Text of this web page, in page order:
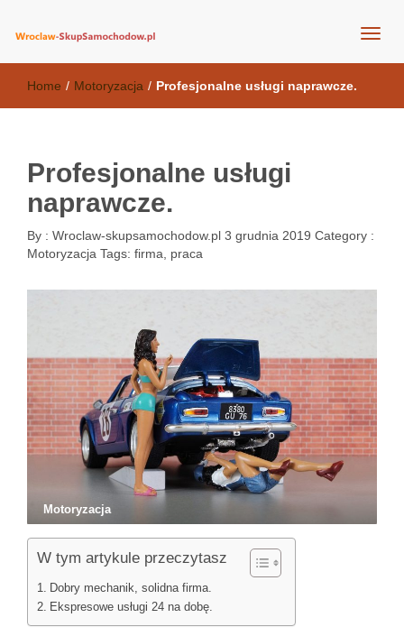
wroclaw-skupsamochodow.pl
Home / Motoryzacja / Profesjonalne usługi naprawcze.
Profesjonalne usługi
naprawcze.
By : Wroclaw-skupsamochodow.pl 3 grudnia 2019 Category :
Motoryzacja Tags: firma praca
Motoryzacja
W tym artykule przeczytasz
Dobry mechanik, solidna firma.
Ekspresowe usługi 24 na dobę.